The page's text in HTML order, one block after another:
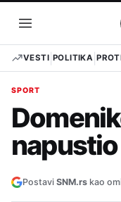
sadržaj
Otvori
meni
VESTI POLITIKA
SPORT
napustio
Postavi SNM.rs kao